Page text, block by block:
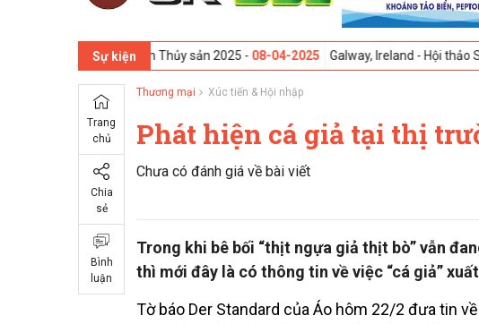
Sự kiện
Thực phẩm Thủy sản 2025 -08-04-2025 Galway, Ireland - Hội thảo Sáng kiến
Trang
chủ
Chia
sẻ
Bình
luận
Thương mại Xúc tiến & Hội nhập
Phát hiện cá giả tại thị
Chưa có đánh giá về bài viết
Trong khi bê bối “thịt ngựa giả thịt bò” vẫn
thì mới đây là có thông tin về việc “cá giả”
Tờ báo Der Standard của Áo hôm 22/2 đưa tin